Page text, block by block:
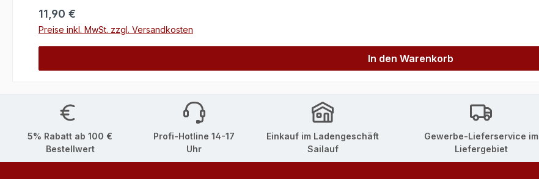
Regulärer Preis:
11,90 €
Preise inkl. MwSt. zzgl. Versandkosten
In den Warenkorb
5% Rabatt ab 100 €
Bestellwert
Profi-Hotline 14-17
Uhr
Einkauf im Ladengeschäft
Sailauf
Gewerbe-Lieferservice im
Liefergebiet